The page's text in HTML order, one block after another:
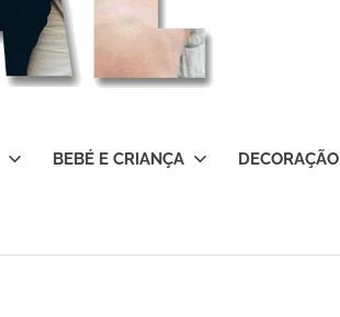
BEBÉ E CRIANÇA DECORAÇÃO